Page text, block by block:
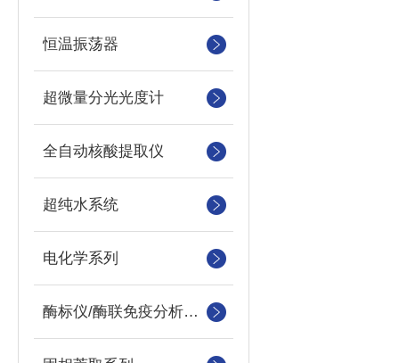
恒温振荡器
超微量分光光度计
全自动核酸提取仪
超纯水系统
电化学系列
酶标仪/酶联免疫分析仪及洗板机